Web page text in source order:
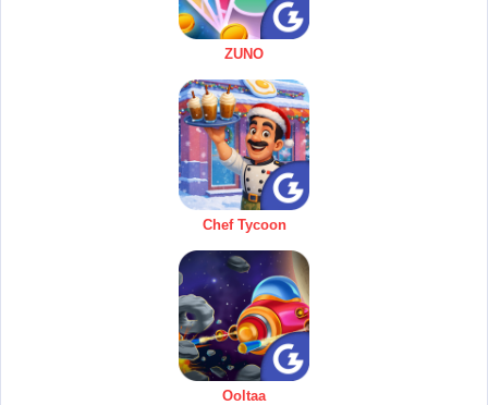
ZUNO
Chef Tycoon
Ooltaa